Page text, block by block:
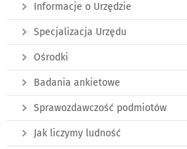
Informacje o Urzędzie
Specjalizacja Urzędu
Ośrodki
Badania ankietowe
Sprawozdawczość podmiotów
Jak liczymy ludność